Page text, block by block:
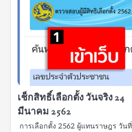
เช็กสิทธิ์เลือกตั้ง วันจริง 24
มีนาคม 2562
การเลือกตั้ง 2562 ผู้แทนราษฎร วัน